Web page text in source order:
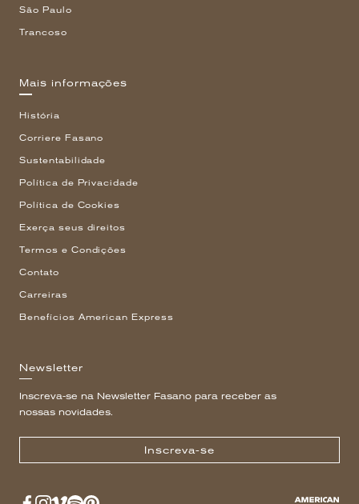
São Paulo
Trancoso
Mais informações
História
Corriere Fasano
Sustentabilidade
Política de Privacidade
Política de Cookies
Exerça seus direitos
Termos e Condições
Contato
Carreiras
Benefícios American Express
Newsletter
Inscreva-se na Newsletter Fasano para receber as
nossas novidades.
Inscreva-se